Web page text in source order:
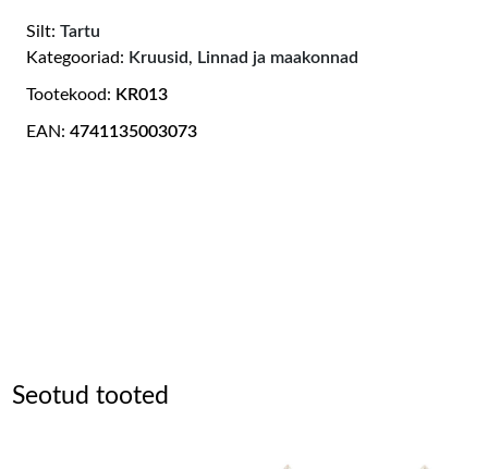
EAN: 4741135003073
Tootekood: KR013
Kategooriad: Kruusid, Linnad ja maakonnad
Silt: Tartu
Seotud tooted